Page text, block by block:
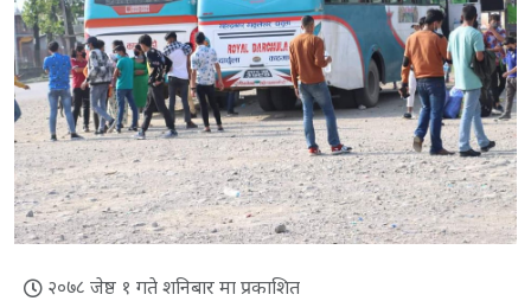
२०७८ जेष्ठ १ गते शनिबार मा प्रकाशित